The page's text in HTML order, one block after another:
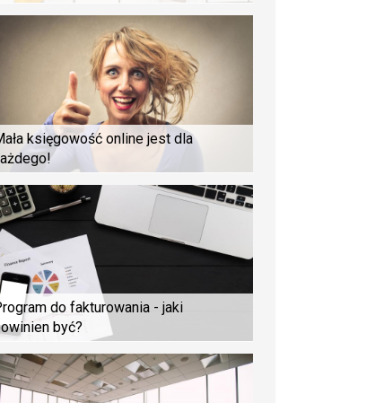
księgowość online jest dla
do fakturowania - jaki
być?